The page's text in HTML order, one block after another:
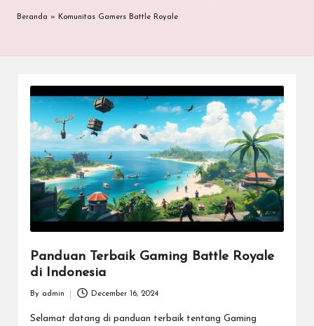
t
r
G
m
E
rt
Beranda » Komunitas Gamers Battle Royale
Panduan Terbaik Gaming Battle Royale
di Indonesia
by
By admin December 16, 2024
Selamat datang di panduan terbaik tentang Gaming